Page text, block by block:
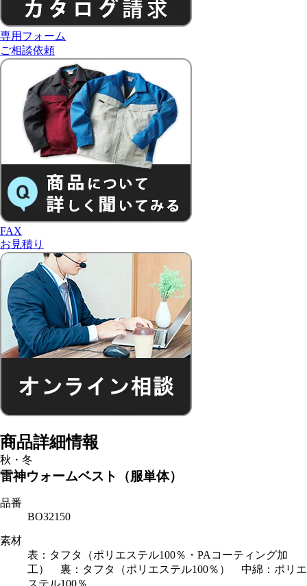
専用フォーム
ご相談依頼
FAX
お見積り
商品詳細情報
秋・冬
雷神ウォームベスト（服単体）
品番
BO32150
素材
表：タフタ（ポリエステル100％・PAコーティング加
工） 裏：タフタ（ポリエステル100％） 中綿：ポリエ
ステル100％